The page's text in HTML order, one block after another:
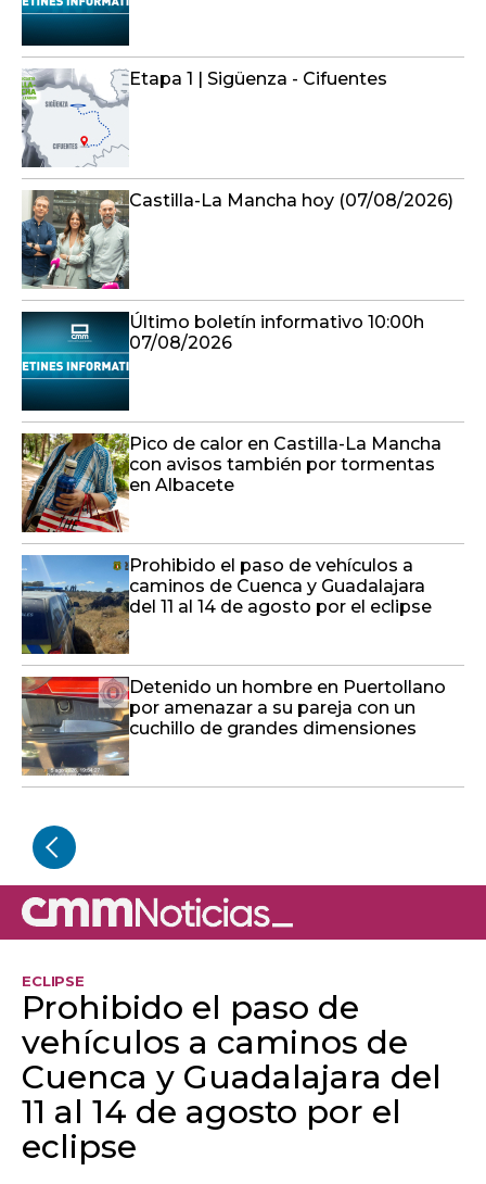
Etapa 1 | Sigüenza - Cifuentes
Castilla-La Mancha hoy (07/08/2026)
Último boletín informativo 10:00h
07/08/2026
Pico de calor en Castilla-La Mancha
con avisos también por tormentas
en Albacete
Prohibido el paso de vehículos a
caminos de Cuenca y Guadalajara
del 11 al 14 de agosto por el eclipse
Detenido un hombre en Puertollano
por amenazar a su pareja con un
cuchillo de grandes dimensiones
ECLIPSE
Prohibido el paso de
vehículos a caminos de
Cuenca y Guadalajara del
11 al 14 de agosto por el
eclipse